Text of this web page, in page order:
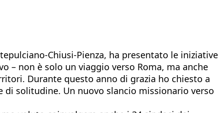
Chiusi-Pienza, ha presentato le iniziative
– non è solo un viaggio verso Roma, ma anche
Durante questo anno di grazia ho chiesto a
solitudine. Un nuovo slancio missionario verso